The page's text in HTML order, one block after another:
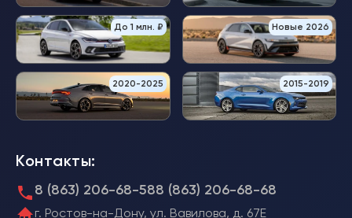
До 1 млн. ₽ Новые 2026
2020-2025 2015-2019
Контакты:
8 (863) 206-68-588 (863) 206-68-68
г. Ростов-на-Дону, ул. Вавилова, д. 67Е